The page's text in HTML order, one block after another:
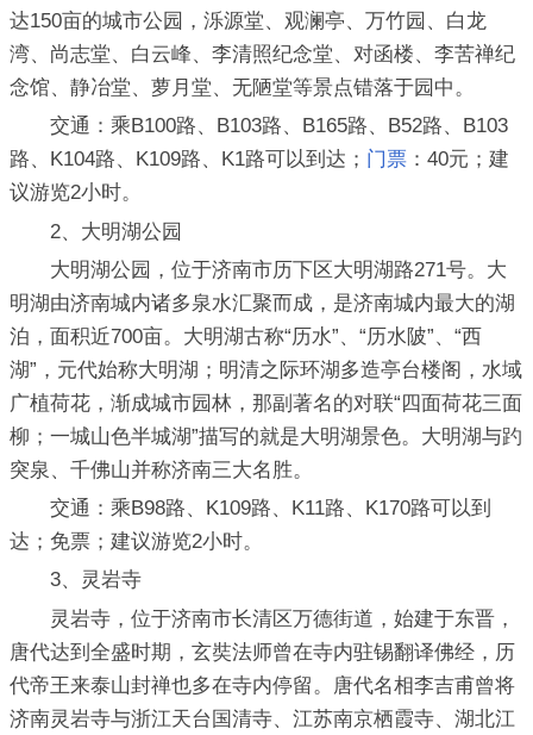
达150亩的城市公园，泺源堂、观澜亭、万竹园、白龙
湾、尚志堂、白云峰、李清照纪念堂、对函楼、李苦禅纪
念馆、静冶堂、萝月堂、无陋堂等景点错落于园中。
交通：乘B100路、B103路、B165路、B52路、B103
路、K104路、K109路、K1路可以到达； 门票 ：40元；建
议游览2小时。
2、大明湖公园
大明湖公园，位于济南市历下区大明湖路271号。大
明湖由济南城内诸多泉水汇聚而成，是济南城内最大的湖
泊，面积近700亩。大明湖古称“历水”、“历水陂”、“西
湖”，元代始称大明湖；明清之际环湖多造亭台楼阁，水域
广植荷花，渐成城市园林，那副著名的对联“四面荷花三面
柳；一城山色半城湖”描写的就是大明湖景色。大明湖与趵
突泉、千佛山并称济南三大名胜。
交通：乘B98路、K109路、K11路、K170路可以到
达；免票；建议游览2小时。
3、灵岩寺
灵岩寺，位于济南市长清区万德街道，始建于东晋，
唐代达到全盛时期，玄奘法师曾在寺内驻锡翻译佛经，历
代帝王来泰山封禅也多在寺内停留。唐代名相李吉甫曾将
济南灵岩寺与浙江天台国清寺、江苏南京栖霞寺、湖北江